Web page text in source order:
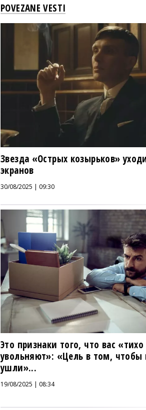
POVEZANE VESTI
Звезда «Острых козырьков»
экранов
30/08/2025 | 09:30
Это признаки того, что вас «тихо
увольняют»: «Цель в том, чтобы
ушли»...
19/08/2025 | 08:34